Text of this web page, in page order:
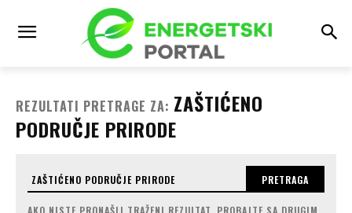
REZULTATI PRETRAGE ZA: ZAŠTIĆENO
PODRUČJE PRIRODE
PRETRAGA
AKO NISTE PRONAŠLI TRAŽENI REZULTAT, PROBAJTE SA DRUGIM